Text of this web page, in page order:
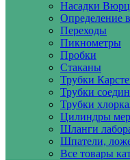
Насадки
Определение
Переходы
Пикнометры
Пробки
Стаканы
Трубки
Трубки
Трубки
Цилиндры
Шланги
Шпатели,
Все товары